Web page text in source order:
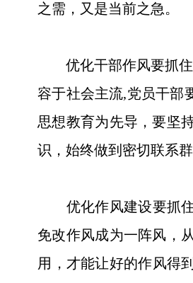
之需，又是当前之急。
优化干部作风要抓住
容于社会主流,党员干部
思想教育为先导，要坚
识，始终做到密切联系
优化作风建设要抓住
免改作风成为一阵风，
用，才能让好的作风得